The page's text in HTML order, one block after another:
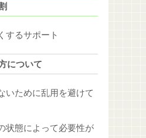
するサポート
について
いために乱用を避けて
状態によって必要性が